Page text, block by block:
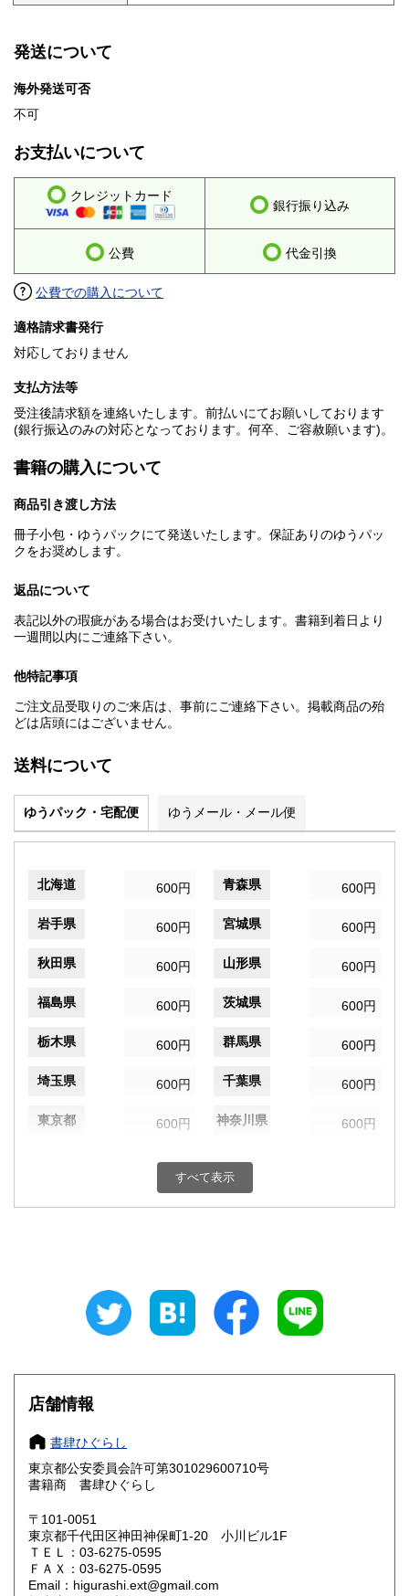
発送について
海外発送可否
不可
お支払いについて
クレジットカード
銀行振り込み
公費 代金引換
公費での購入について
適格請求書発行
対応しておりません
支払方法等
受注後請求額を連絡いたします。前払いにてお願いしております
(銀行振込のみの対応となっております。何卒、ご容赦願います)。
書籍の購入について
商品引き渡し方法
冊子小包・ゆうパックにて発送いたします。保証ありのゆうパッ
クをお奨めします。
返品について
表記以外の瑕疵がある場合はお受けいたします。書籍到着日より
一週間以内にご連絡下さい。
他特記事項
ご注文品受取りのご来店は、事前にご連絡下さい。掲載商品の殆
どは店頭にはございません。
送料について
ゆうパック・宅配便 ゆうメール・メール便
北海道 600円 青森県 600円
岩手県 600円 宮城県 600円
秋田県 600円 山形県 600円
福島県 600円 茨城県 600円
栃木県 600円 群馬県 600円
埼玉県 600円 千葉県 600円
東京都 600円 神奈川県 600円
600円 富山県
600円 三重県
大阪府
奈良県
鳥取県 600円 島根県
岡山県
山口県 600円
香川県
すべて表示
店舗情報
書肆ひぐらし
東京都公安委員会許可第301029600710号
書籍商 書肆ひぐらし
〒101-0051
東京都千代田区神田神保町1-20 小川ビル1F
ＴＥＬ：03-6275-0595
ＦＡＸ：03-6275-0595
Email：higurashi.ext@gmail.com